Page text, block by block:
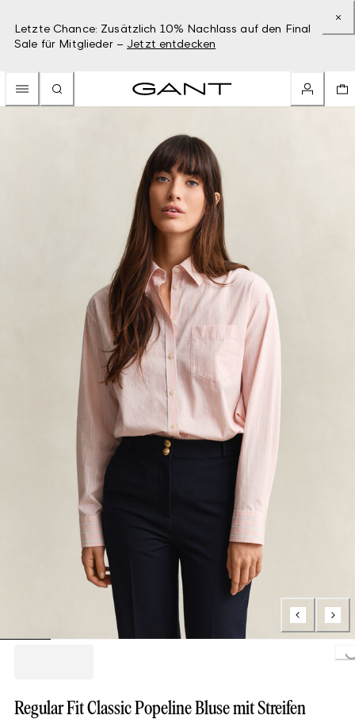
Letzte Chance: Zusätzlich 10% Nachlass auf den Final
Sale für Mitglieder – Jetzt entdecken
Loading...
Regular Fit Classic Popeline Bluse mit Streifen